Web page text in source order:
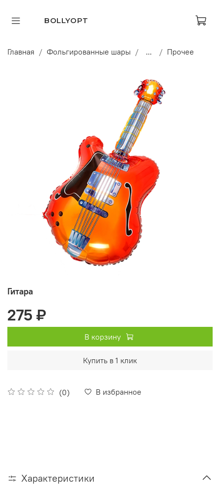
BOLLYOPT
Главная Фольгированные шары ... Прочее
Гитара
(0) В избранное
275 ₽
В корзину
Купить в 1 клик
Характеристики